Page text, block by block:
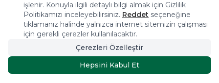
COPYRIGHT © 2023 arifoglu.com ALL RIGHTS RESERVED
Tasarım ve Reklam Danışmanlığı AJANSTEK
işlenir. Konuyla ilgili detaylı bilgi almak için Gizlilik
Politikamızı inceleyebilirsiniz. Reddet seçeneğine
tıklamanız halinde yalnızca internet sitemizin çalışması
için gerekli çerezler kullanılacaktır.
Çerezleri Özelleştir
Hepsini Kabul Et